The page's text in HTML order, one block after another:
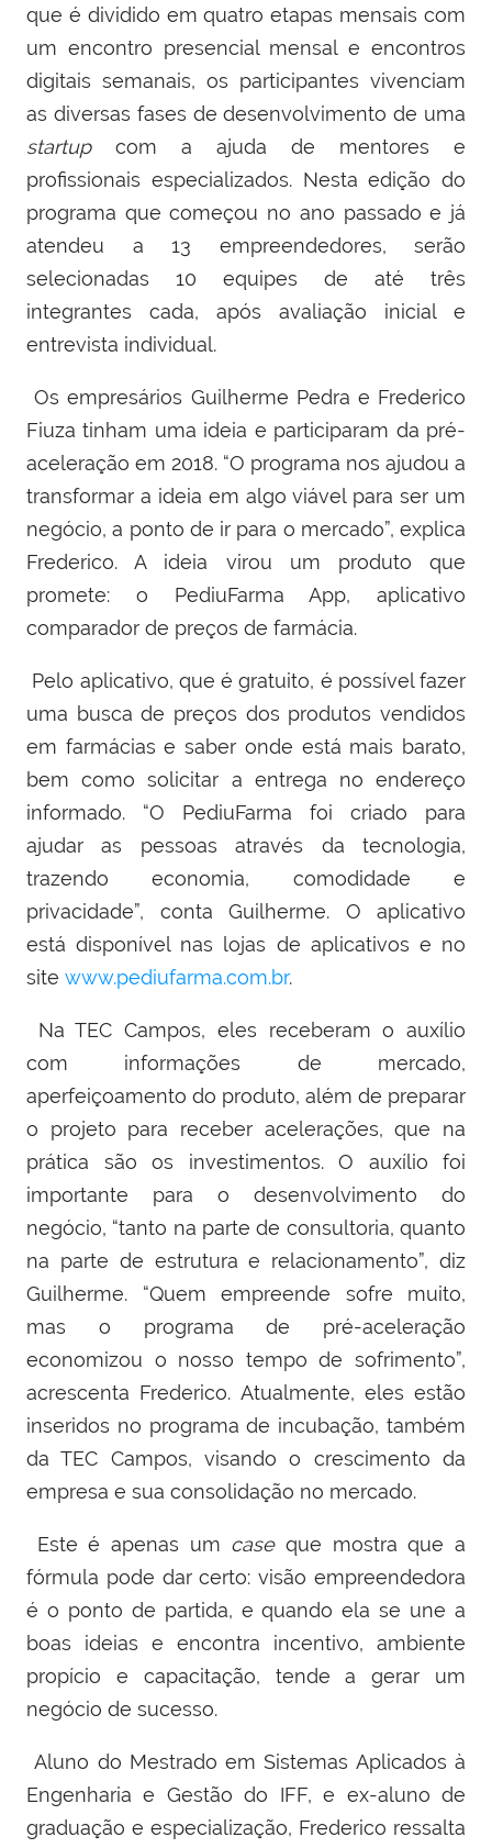
que é dividido em quatro etapas mensais com
um encontro presencial mensal e encontros
digitais semanais, os participantes vivenciam
as diversas fases de desenvolvimento de uma
startup com a ajuda de mentores e
profissionais especializados. Nesta edição do
programa que começou no ano passado e já
atendeu a 13 empreendedores, serão
selecionadas 10 equipes de até três
integrantes cada, após avaliação inicial e
entrevista individual.
Os empresários Guilherme Pedra e Frederico
Fiuza tinham uma ideia e participaram da pré-
aceleração em 2018. “O programa nos ajudou a
transformar a ideia em algo viável para ser um
negócio, a ponto de ir para o mercado”, explica
Frederico. A ideia virou um produto que
promete: o PediuFarma App, aplicativo
comparador de preços de farmácia.
Pelo aplicativo, que é gratuito, é possível fazer
uma busca de preços dos produtos vendidos
em farmácias e saber onde está mais barato,
bem como solicitar a entrega no endereço
informado. “O PediuFarma foi criado para
ajudar as pessoas através da tecnologia,
trazendo economia, comodidade e
privacidade”, conta Guilherme. O aplicativo
está disponível nas lojas de aplicativos e no
site www.pediufarma.com.br.
Na TEC Campos, eles receberam o auxílio
com informações de mercado,
aperfeiçoamento do produto, além de preparar
o projeto para receber acelerações, que na
prática são os investimentos. O auxílio foi
importante para o desenvolvimento do
negócio, “tanto na parte de consultoria, quanto
na parte de estrutura e relacionamento”, diz
Guilherme. “Quem empreende sofre muito,
mas o programa de pré-aceleração
economizou o nosso tempo de sofrimento”,
acrescenta Frederico. Atualmente, eles estão
inseridos no programa de incubação, também
da TEC Campos, visando o crescimento da
empresa e sua consolidação no mercado.
Este é apenas um caseque mostra que a
fórmula pode dar certo: visão empreendedora
é o ponto de partida, e quando ela se une a
boas ideias e encontra incentivo, ambiente
propício e capacitação, tende a gerar um
negócio de sucesso.
Aluno do Mestrado em Sistemas Aplicados à
Engenharia e Gestão do IFF, e ex-aluno de
graduação e especialização, Frederico ressalta